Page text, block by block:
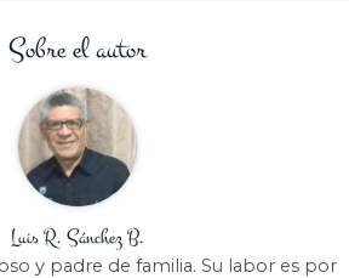
Sobre el autor
Luis R. Sánchez B.
y padre de familia. Su labor es por